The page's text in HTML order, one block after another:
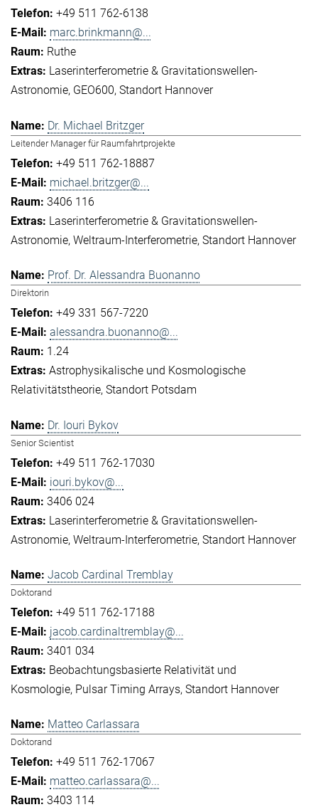
+49 511 762-6138
marc.brinkmann@...
Ruthe
Laserinterferometrie & Gravitationswellen-
Astronomie GEO600 Standort Hannover
Dr. Michael Britzger
Leitender Manager für Raumfahrtprojekte
+49 511 762-18887
michael.britzger@...
3406 116
Laserinterferometrie & Gravitationswellen-
Astronomie Weltraum-Interferometrie Standort Hannover
Prof. Dr. Alessandra Buonanno
Direktorin
+49 331 567-7220
alessandra.buonanno@...
1.24
Astrophysikalische und Kosmologische
Relativitätstheorie Standort Potsdam
Dr. Iouri Bykov
Senior Scientist
+49 511 762-17030
iouri.bykov@...
3406 024
Laserinterferometrie & Gravitationswellen-
Astronomie Weltraum-Interferometrie Standort Hannover
Jacob Cardinal Tremblay
Doktorand
+49 511 762-17188
jacob.cardinaltremblay@...
3401 034
Beobachtungsbasierte Relativität und
Kosmologie Pulsar Timing Arrays Standort Hannover
Matteo Carlassara
Doktorand
+49 511 762-17067
matteo.carlassara@...
3403 114